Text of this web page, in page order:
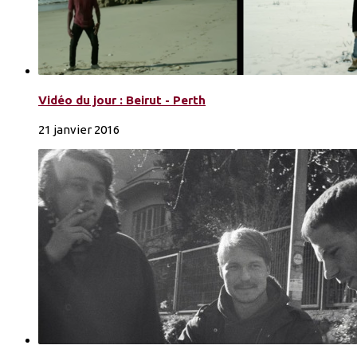
Vidéo du jour : Beirut - Perth
21 janvier 2016